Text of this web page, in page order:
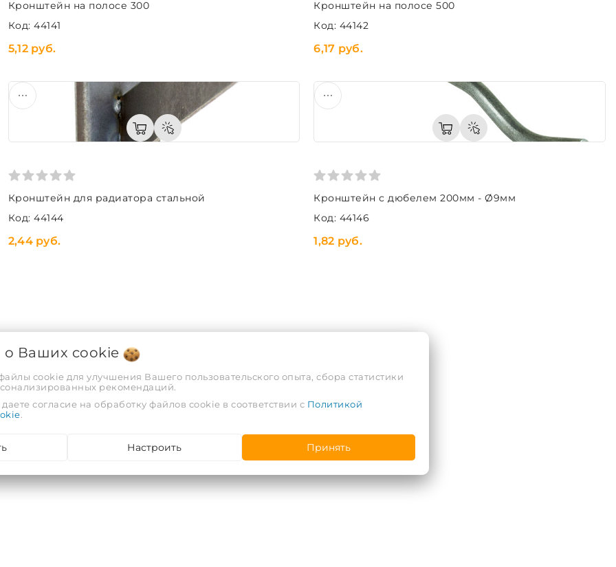
Кронштейн на полосе 300
Код: 44141
5,12 руб.
Кронштейн на полосе 500
Код: 44142
6,17 руб.
Кронштейн для радиатора стальной
Код: 44144
2,44 руб.
Кронштейн с дюбелем 200мм - Ø9мм
Код: 44146
1,82 руб.
о Ваших cookie
cookie для улучшения Вашего пользовательского опыта, сбора статистики
рекомендаций.
согласие на обработку файлов cookie в соответствии с Политикой
.
Настроить Принять